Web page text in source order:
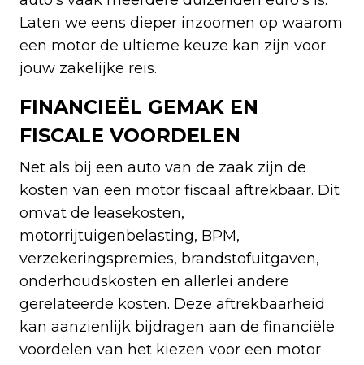
Laten we eens dieper inzoomen op waarom
een motor de ultieme keuze kan zijn voor
jouw zakelijke reis.
FINANCIEËL GEMAK EN
FISCALE VOORDELEN
Net als bij een auto van de zaak zijn de
kosten van een motor fiscaal aftrekbaar. Dit
omvat de leasekosten,
motorrijtuigenbelasting, BPM,
verzekeringspremies, brandstofuitgaven,
onderhoudskosten en allerlei andere
gerelateerde kosten. Deze aftrekbaarheid
kan aanzienlijk bijdragen aan de financiële
voordelen van het kiezen voor een motor